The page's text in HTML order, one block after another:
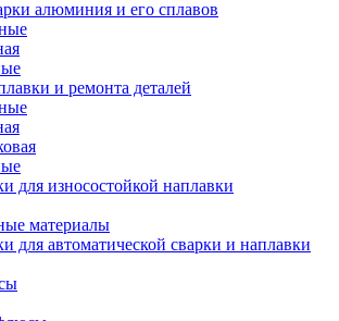
алюминия и его сплавов
и ремонта деталей
для износостойкой наплавки
материалы
для автоматической сварки и наплавки